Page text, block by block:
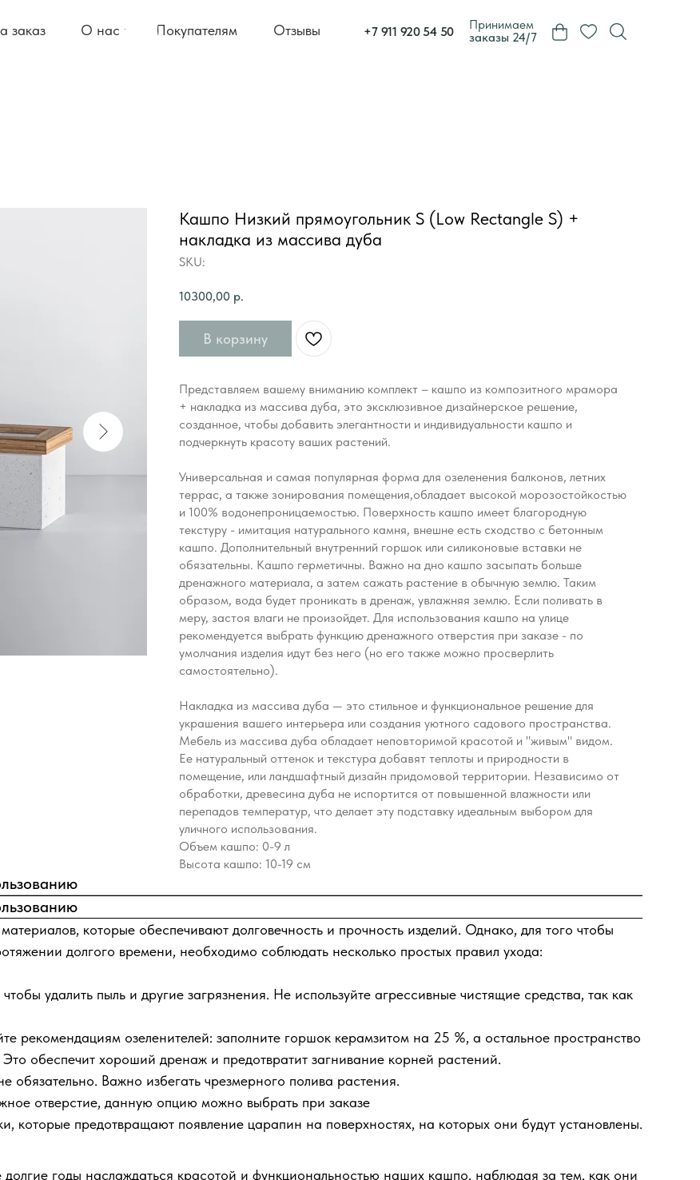
О нас
заказ Покупателям Отзывы +7 911 920 54 50
Принимаем
заказы 24/7
Кашпо Низкий прямоугольник S (Low Rectangle S) +
накладка из массива дуба
SKU:
10300,00 р.
В корзину
Представляем вашему вниманию комплект – кашпо из композитного мрамора
+ накладка из массива дуба, это эксклюзивное дизайнерское решение,
созданное, чтобы добавить элегантности и индивидуальности кашпо и
подчеркнуть красоту ваших растений.
Универсальная и самая популярная форма для озеленения балконов, летних
террас, а также зонирования помещения,обладает высокой морозостойкостью
и 100% водонепроницаемостью. Поверхность кашпо имеет благородную
текстуру - имитация натурального камня, внешне есть сходство с бетонным
кашпо. Дополнительный внутренний горшок или силиконовые вставки не
обязательны. Кашпо герметичны. Важно на дно кашпо засыпать больше
дренажного материала, а затем сажать растение в обычную землю. Таким
образом, вода будет проникать в дренаж, увлажняя землю. Если поливать в
меру, застоя влаги не произойдет. Для использования кашпо на улице
рекомендуется выбрать функцию дренажного отверстия при заказе - по
умолчания изделия идут без него (но его также можно просверлить
самостоятельно).
Накладка из массива дуба — это стильное и функциональное решение для
украшения вашего интерьера или создания уютного садового пространства.
Мебель из массива дуба обладает неповторимой красотой и "живым" видом.
Ее натуральный оттенок и текстура добавят теплоты и природности в
помещение, или ландшафтный дизайн придомовой территории. Независимо от
обработки, древесина дуба не испортится от повышенной влажности или
перепадов температур, что делает эту подставку идеальным выбором для
уличного использования.
Объем кашпо: 0-9 л
Высота кашпо: 10-19 см
которые обеспечивают долговечность и прочность изделий. Однако, для того чтобы
долгого времени, необходимо соблюдать несколько простых правил ухода:
удалить пыль и другие загрязнения. Не используйте агрессивные чистящие средства, так как
рекомендациям озеленителей: заполните горшок керамзитом на 25 %, а остальное пространство
обеспечит хороший дренаж и предотвратит загнивание корней растений.
обязательно. Важно избегать чрезмерного полива растения.
отверстие, данную опцию можно выбрать при заказе
которые предотвращают появление царапин на поверхностях, на которых они будут установлены.
годы наслаждаться красотой и функциональностью наших кашпо, наблюдая за тем, как они